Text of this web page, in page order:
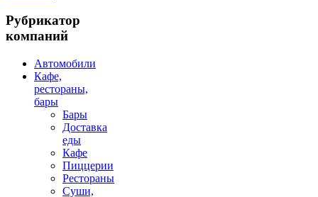
Рубрикатор
компаний
Автомобили
Кафе,
рестораны,
бары
Бары
Доставка
еды
Кафе
Пиццерии
Рестораны
Суши,